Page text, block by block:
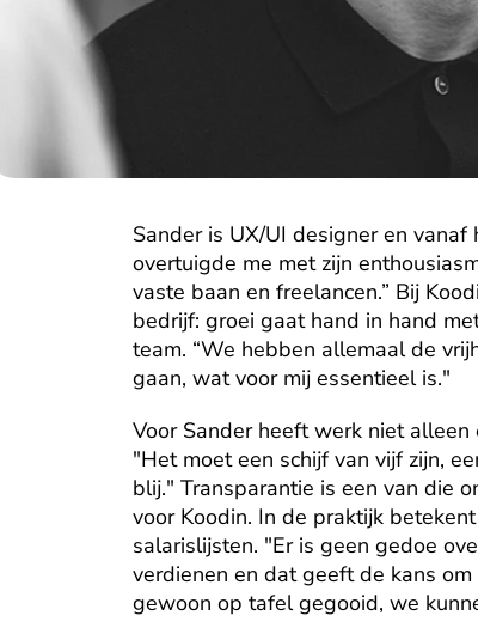
Sander is UX/UI designer en
overtuigde me met zijn
vaste baan en freelancen.” Bij
bedrijf: groei gaat hand in hand
team. “We hebben allemaal de
gaan, wat voor mij essentieel is."
Voor Sander heeft werk niet
"Het moet een schijf van vijf zijn,
blij." Transparantie is een van die
voor Koodin. In de praktijk
salarislijsten. "Er is geen gedoe
verdienen en dat geeft de kans
gewoon op tafel gegooid, we